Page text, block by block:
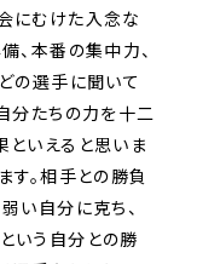
にむけた入念な
、本番の集中力、
の選手に聞いて
分たちの力を十二
いえると思いま
す。相手との勝負
い自分に克ち、
いう自分との勝